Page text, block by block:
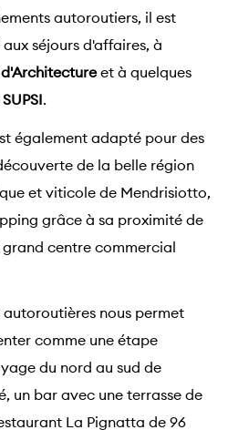
autoroutiers, il est
séjours d'affaires, à
et à quelques
.
également adapté pour des
de la belle région
et viticole de Mendrisiotto,
grâce à sa proximité de
grand centre commercial
nous permet
comme une étape
du nord au sud de
un bar avec une terrasse de
La Pignatta de 96